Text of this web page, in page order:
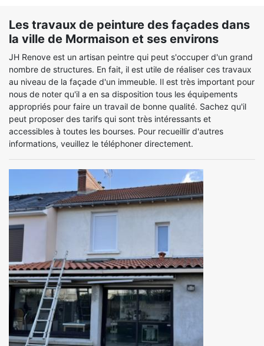
Les travaux de peinture des façades dans
la ville de Mormaison et ses environs
JH Renove est un artisan peintre qui peut s'occuper d'un grand
nombre de structures. En fait, il est utile de réaliser ces travaux
au niveau de la façade d'un immeuble. Il est très important pour
nous de noter qu'il a en sa disposition tous les équipements
appropriés pour faire un travail de bonne qualité. Sachez qu'il
peut proposer des tarifs qui sont très intéressants et
accessibles à toutes les bourses. Pour recueillir d'autres
informations, veuillez le téléphoner directement.